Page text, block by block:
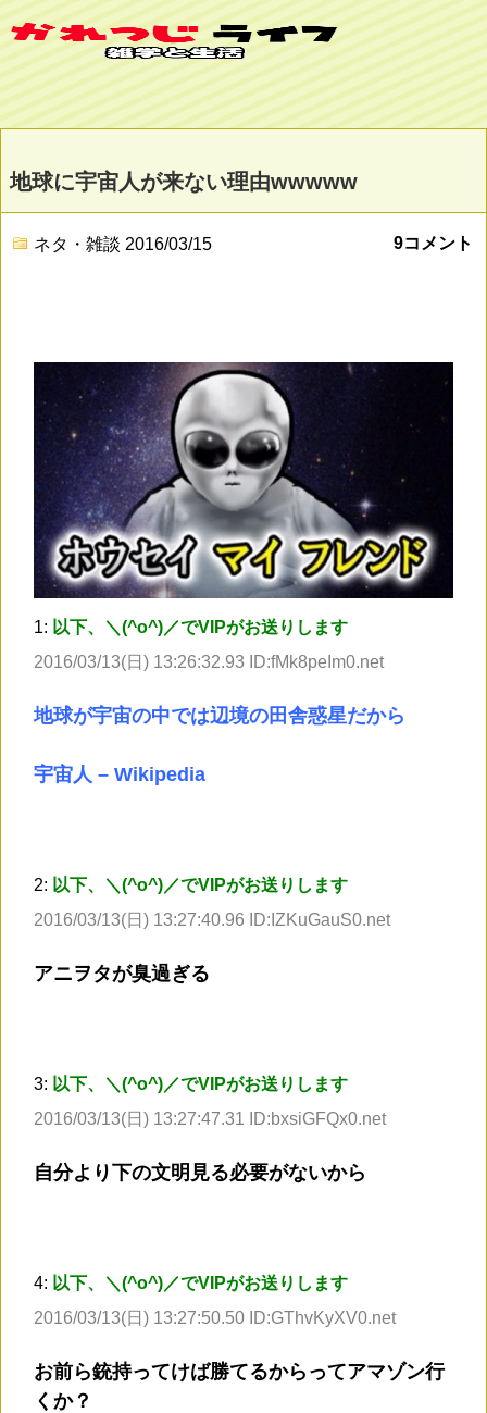
地球に宇宙人が来ない理由wwwww
ネタ・雑談 2016/03/15 9コメント
1: 以下、＼(^o^)／でVIPがお送りします
2016/03/13(日) 13:26:32.93 ID:fMk8peIm0.net
地球が宇宙の中では辺境の田舎惑星だから
宇宙人 – Wikipedia
2: 以下、＼(^o^)／でVIPがお送りします
2016/03/13(日) 13:27:40.96 ID:IZKuGauS0.net
アニヲタが臭過ぎる
3: 以下、＼(^o^)／でVIPがお送りします
2016/03/13(日) 13:27:47.31 ID:bxsiGFQx0.net
自分より下の文明見る必要がないから
4: 以下、＼(^o^)／でVIPがお送りします
2016/03/13(日) 13:27:50.50 ID:GThvKyXV0.net
お前ら銃持ってけば勝てるからってアマゾン行
くか？